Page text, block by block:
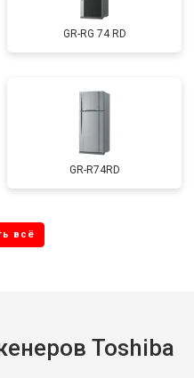
GR-RG 74 RD
GR-R74RD
Toshiba